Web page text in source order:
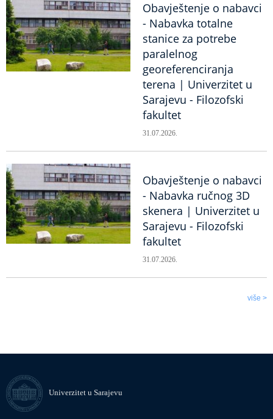
Obavještenje o nabavci
- Nabavka totalne
stanice za potrebe
paralelnog
georeferenciranja
terena | Univerzitet u
Sarajevu - Filozofski
fakultet
31.07.2026.
Obavještenje o nabavci
- Nabavka ručnog 3D
skenera | Univerzitet u
Sarajevu - Filozofski
fakultet
31.07.2026.
više >
Univerzitet u Sarajevu